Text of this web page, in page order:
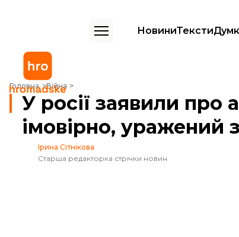
НовиниТексти
Головна Війна
У росії заявили про атаку десятків дронів. На Ростовщині,
У росії заявили про
імовірно, уражений
Ірина Сітнікова
Старша редакторка стрічки новин